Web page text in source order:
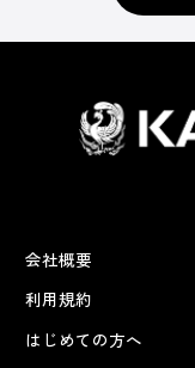
会社概要
利用規約
はじめての方へ